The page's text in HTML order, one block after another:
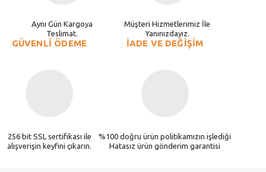
Aynı Gün Kargoya
Teslimat.
Müşteri Hizmetlerimiz İle
Yanınızdayız.
GÜVENLİ ÖDEME
256 bit SSL sertifikası ile
alışverişin keyfini çıkarın.
İADE VE DEĞİŞİM
%100 doğru ürün politikamızın işlediği
Hatasız ürün gönderim garantisi